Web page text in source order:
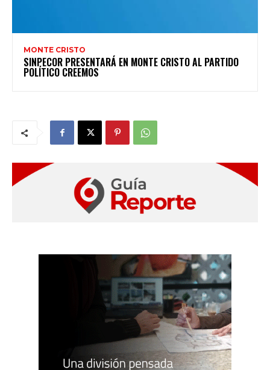
MONTE CRISTO
SINPECOR PRESENTARÁ EN MONTE CRISTO AL PARTIDO
POLÍTICO CREEMOS